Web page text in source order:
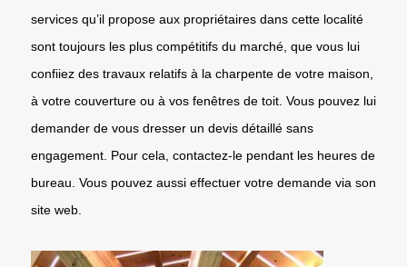
services qu’il propose aux propriétaires dans cette localité
sont toujours les plus compétitifs du marché, que vous lui
confiiez des travaux relatifs à la charpente de votre maison,
à votre couverture ou à vos fenêtres de toit. Vous pouvez lui
demander de vous dresser un devis détaillé sans
engagement. Pour cela, contactez-le pendant les heures de
bureau. Vous pouvez aussi effectuer votre demande via son
site web.